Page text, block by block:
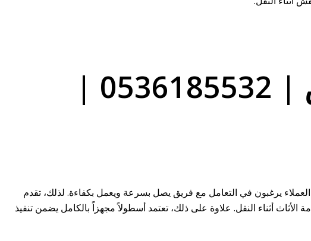
شركة نقل عفش في المنصورة – الرياض | 0536185532 |
يرغبون في التعامل مع فريق يصل بسرعة ويعمل بكفاءة. لذلك، تقدم
دقة المواعيد وسلامة الأثاث أثناء النقل. علاوة على ذلك، تعتمد أسطولاً مجهزاً بالكامل يضمن تنفيذ